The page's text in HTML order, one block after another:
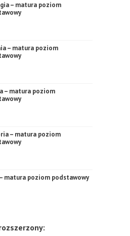
– matura poziom
– matura poziom
– matura poziom
– matura poziom
matura poziom podstawowy